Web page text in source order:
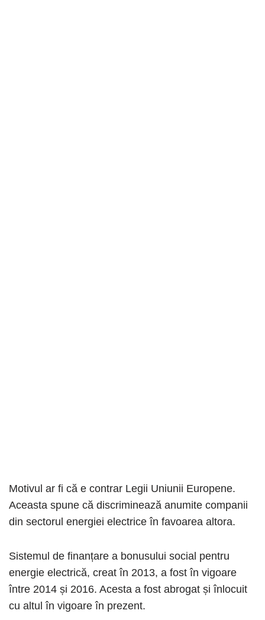
Motivul ar fi că e contrar Legii Uniunii Europene.
Aceasta spune că discriminează anumite companii
din sectorul energiei electrice în favoarea altora.
Sistemul de finanțare a bonusului social pentru
energie electrică, creat în 2013, a fost în vigoare
între 2014 și 2016. Acesta a fost abrogat și înlocuit
cu altul în vigoare în prezent.